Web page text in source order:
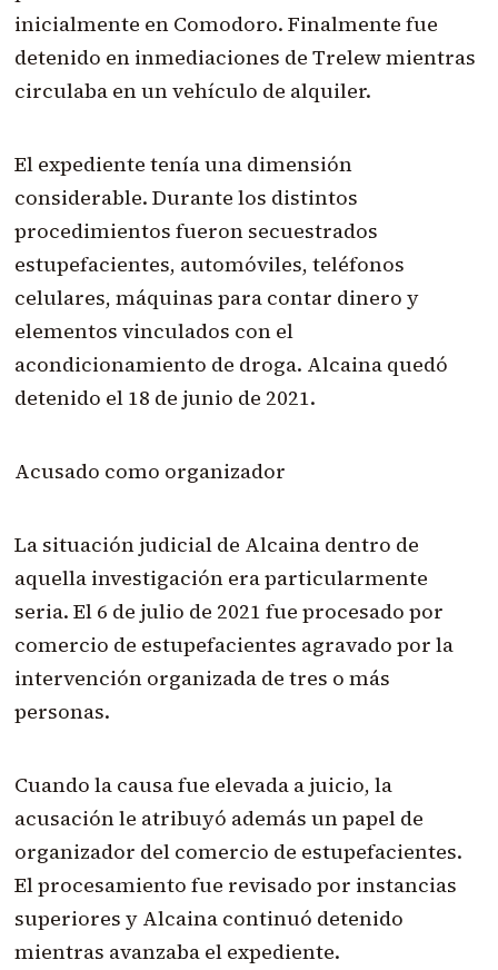
inicialmente en Comodoro. Finalmente fue
detenido en inmediaciones de Trelew mientras
circulaba en un vehículo de alquiler.
El expediente tenía una dimensión
considerable. Durante los distintos
procedimientos fueron secuestrados
estupefacientes, automóviles, teléfonos
celulares, máquinas para contar dinero y
elementos vinculados con el
acondicionamiento de droga. Alcaina quedó
detenido el 18 de junio de 2021.
Acusado como organizador
La situación judicial de Alcaina dentro de
aquella investigación era particularmente
seria. El 6 de julio de 2021 fue procesado por
comercio de estupefacientes agravado por la
intervención organizada de tres o más
personas.
Cuando la causa fue elevada a juicio, la
acusación le atribuyó además un papel de
organizador del comercio de estupefacientes.
El procesamiento fue revisado por instancias
superiores y Alcaina continuó detenido
mientras avanzaba el expediente.